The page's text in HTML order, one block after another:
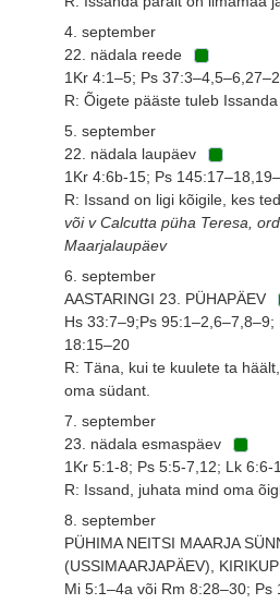
4. september
22. nädala reede
1Kr 4:1–5; Ps
R: Õigete pääste tuleb Issanda
5. september
22. nädala laupäev
1Kr 4:6b-15; Ps
R: Issand on ligi kõigile, kes
või v Calcutta püha Teresa,
Maarjalaupäev
6. september
AASTARINGI 23. PÜHAPÄEV
Hs 33:7–9;Ps
18:15–20
R: Täna, kui te kuulete ta
oma südant.
7. september
23. nädala esmaspäev
1Kr 5:1-8; Ps 5:5-7,12; Lk 6:6-
R: Issand, juhata mind oma
8. september
PÜHIMA NEITSI MAARJA
(USSIMAARJAPÄEV),
Mi 5:1–4a või Rm 8:28–30; Ps